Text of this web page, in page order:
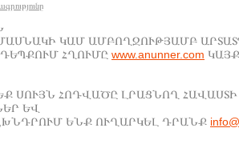
ԿԱՄ ԱՄԲՈՂՋՈՒԹՅԱՄԲ
ՀՂՈՒՄԸ www.anunner.com
ՍՈՒՅՆ ՀՈԴՎԱԾԸ ԼՐԱՑՆՈՂ ՀԱՎԱՍՏԻ
ԵՎ
ԵՆՔ ՈՒՂԱՐԿԵԼ ԴՐԱՆՔ